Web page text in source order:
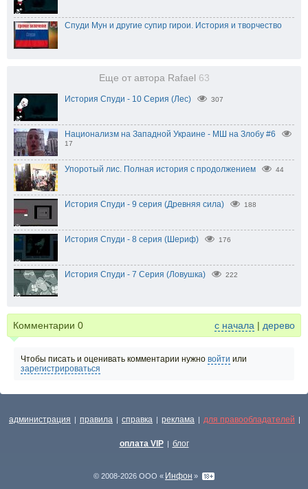
Спуди Мун и другие супир гирои. История и творчество
Еще от автора Rafael 63
История Спуди - 10 Серия (Лес) 307
Национализм на Западной Украине - МШ на Злобу #6
17
Упоротый лис. Полная история с продолжением 44
История Спуди - 9 серия (Древняя сила) 188
История Спуди - 8 серия (Шериф) 176
История Спуди - 7 Серия (Ловушка) 222
Комментарии 0 с начала | дерево
Чтобы писать и оценивать комментарии нужно войти или
зарегистрироваться
администрация | правила | справка | реклама | для правообладателей |
оплата VIP | блог
© 2008-2026 ООО « Инфон »